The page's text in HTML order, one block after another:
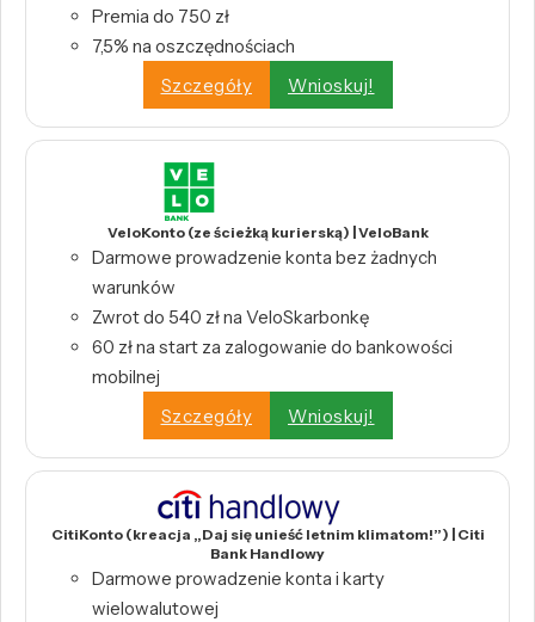
Premia do 750 zł
7,5% na oszczędnościach
Szczegóły
Wnioskuj!
VeloKonto (ze ścieżką kurierską) | VeloBank
Darmowe prowadzenie konta bez żadnych
warunków
Zwrot do 540 zł na VeloSkarbonkę
60 zł na start za zalogowanie do bankowości
mobilnej
Szczegóły
Wnioskuj!
CitiKonto (kreacja „Daj się unieść letnim klimatom!”) | Citi
Bank Handlowy
Darmowe prowadzenie konta i karty
wielowalutowej